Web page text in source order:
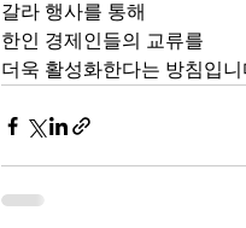
갈라 행사를 통해
한인 경제인들의 교류를
더욱 활성화한다는 방침입니